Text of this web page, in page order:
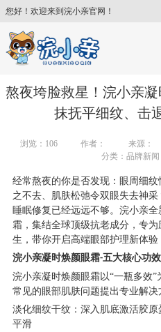
您好！欢迎来到浣小亲官网！
熬夜垮脸救星！浣小亲
抹抚平细纹、击
浏览： 106 作者： 来源：
分类：品牌新闻
经常熬夜的你是否发现：眼周细
之不去、肌肤松弛令双眼失去神
睡眠修复已经远远不够。浣小亲
霜，集结全球顶级抗老成分，专为
生，带你开启高端眼部护理新体验
浣小亲凝时焕颜眼霜-五大核心功效
浣小亲凝时焕颜眼霜以“一瓶多效”
常见的眼部肌肤问题提出专业解决
淡化细纹干纹：深入肌底激活胶原
平滑